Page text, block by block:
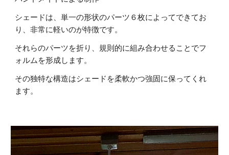
シェードは、単一の形状のパーツ６枚によってできてお
り、非常に軽いのが特徴です。
それらのパーツを折り、規則的に組み合わせることでフ
ォルムを形成します。
その独特な構造はシェードを柔軟かつ強固に保ってくれ
ます。